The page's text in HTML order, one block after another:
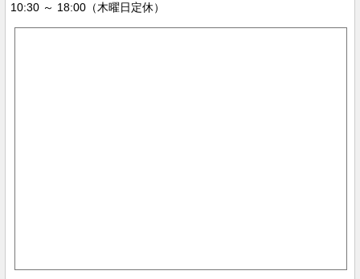
10:30 ～ 18:00（木曜日定休）